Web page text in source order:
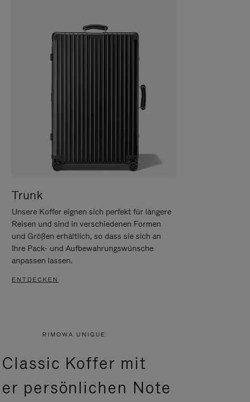
Trunk
Unsere Koffer eignen sich perfekt für längere
Reisen und sind in verschiedenen Formen
und Größen erhältlich, so dass sie sich an
Ihre Pack- und Aufbewahrungswünsche
anpassen lassen.
ENTDECKEN
RIMOWA UNIQUE
Classic Koffer mit
persönlichen Note